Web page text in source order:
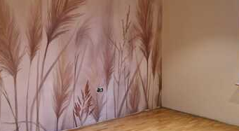
Hasta 360 cm de altura: aplicación sin juntas.
Más de 360 cm de altura: aplicación con